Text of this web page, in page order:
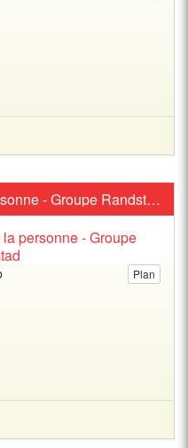
Appel Medical - Aide à la personne - Groupe Randstad
Plan